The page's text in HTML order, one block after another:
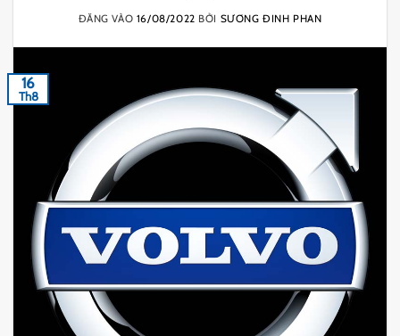
ĐĂNG VÀO 16/08/2022 BỞI SƯƠNG ĐINH PHAN
16
Th8